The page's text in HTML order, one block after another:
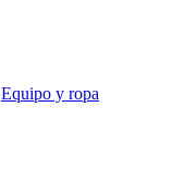
Equipo y ropa